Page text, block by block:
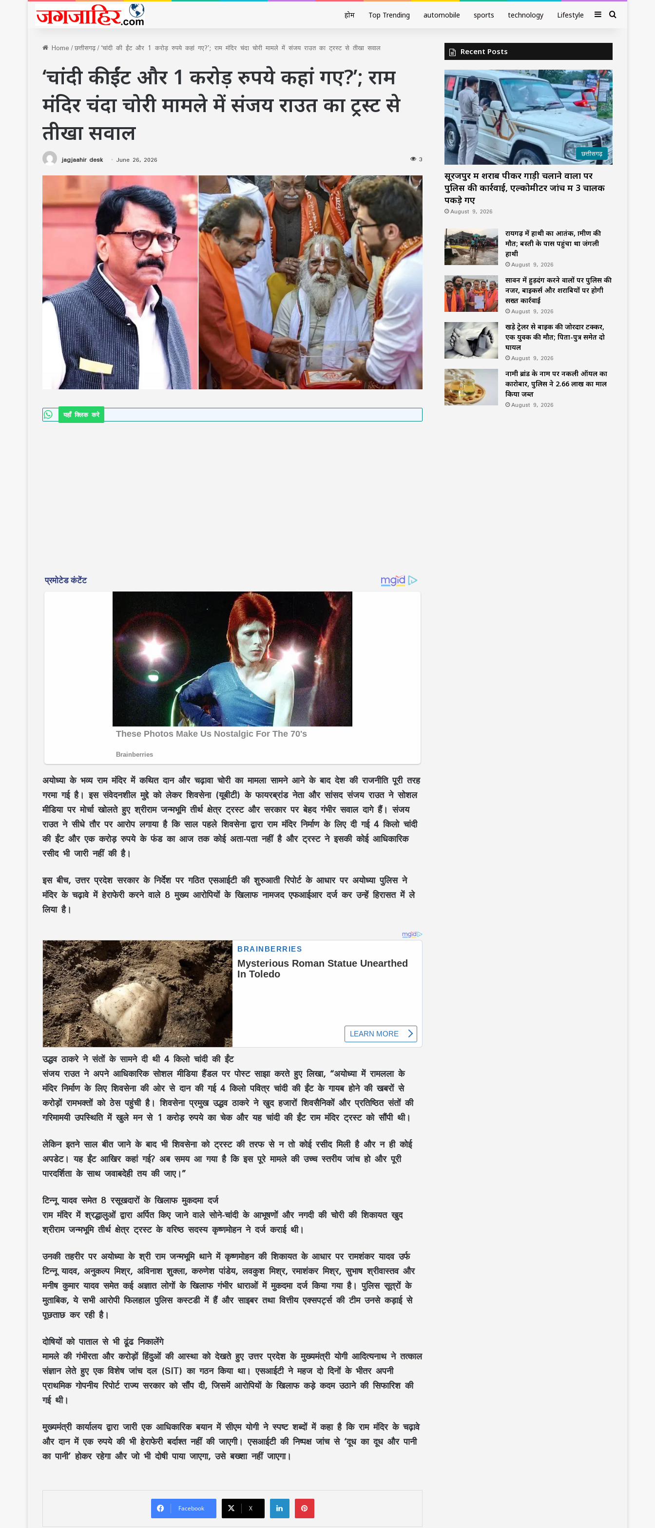
होम Top Trending automobile sports technology Lifestyle SidebarSearch
Home/छत्तीसगढ़/‘चांदी की ईंट और 1 करोड़ रुपये कहां गए?’; राम मंदिर चंदा चोरी मामले में संजय राउत का ट्रस्ट से तीखा सवाल
‘चांदी की ईंट और 1 करोड़ रुपये कहां गए?’; राम
मंदिर चंदा चोरी मामले में संजय राउत का ट्रस्ट से
तीखा सवाल
jagjaahir desk June 26, 2026 3
यहाँ क्लिक करे
अयोध्या के भव्य राम मंदिर में कथित दान और चढ़ावा चोरी का मामला सामने आने के बाद देश की राजनीति पूरी तरह
गरमा गई है। इस संवेदनशील मुद्दे को लेकर शिवसेना (यूबीटी) के फायरब्रांड नेता और सांसद संजय राउत ने सोशल
मीडिया पर मोर्चा खोलते हुए श्रीराम जन्मभूमि तीर्थ क्षेत्र ट्रस्ट और सरकार पर बेहद गंभीर सवाल दागे हैं। संजय
राउत ने सीधे तौर पर आरोप लगाया है कि साल पहले शिवसेना द्वारा राम मंदिर निर्माण के लिए दी गई 4 किलो चांदी
की ईंट और एक करोड़ रुपये के फंड का आज तक कोई अता-पता नहीं है और ट्रस्ट ने इसकी कोई आधिकारिक
रसीद भी जारी नहीं की है।
इस बीच, उत्तर प्रदेश सरकार के निर्देश पर गठित एसआईटी की शुरुआती रिपोर्ट के आधार पर अयोध्या पुलिस ने
मंदिर के चढ़ावे में हेराफेरी करने वाले 8 मुख्य आरोपियों के खिलाफ नामजद एफआईआर दर्ज कर उन्हें हिरासत में ले
लिया है।
उद्धव ठाकरे ने संतों के सामने दी थी 4 किलो चांदी की ईंट
संजय राउत ने अपने आधिकारिक सोशल मीडिया हैंडल पर पोस्ट साझा करते हुए लिखा, “अयोध्या में रामलला के
मंदिर निर्माण के लिए शिवसेना की ओर से दान की गई 4 किलो पवित्र चांदी की ईंट के गायब होने की खबरों से
करोड़ों रामभक्तों को ठेस पहुंची है। शिवसेना प्रमुख उद्धव ठाकरे ने खुद हजारों शिवसैनिकों और प्रतिष्ठित संतों की
गरिमामयी उपस्थिति में खुले मन से 1 करोड़ रुपये का चेक और यह चांदी की ईंट राम मंदिर ट्रस्ट को सौंपी थी।
लेकिन इतने साल बीत जाने के बाद भी शिवसेना को ट्रस्ट की तरफ से न तो कोई रसीद मिली है और न ही कोई
अपडेट। यह ईंट आखिर कहां गई? अब समय आ गया है कि इस पूरे मामले की उच्च स्तरीय जांच हो और पूरी
पारदर्शिता के साथ जवाबदेही तय की जाए।”
टिन्नू यादव समेत 8 रसूखदारों के खिलाफ मुकदमा दर्ज
राम मंदिर में श्रद्धालुओं द्वारा अर्पित किए जाने वाले सोने-चांदी के आभूषणों और नगदी की चोरी की शिकायत खुद
श्रीराम जन्मभूमि तीर्थ क्षेत्र ट्रस्ट के वरिष्ठ सदस्य कृष्णमोहन ने दर्ज कराई थी।
उनकी तहरीर पर अयोध्या के श्री राम जन्मभूमि थाने में कृष्णमोहन की शिकायत के आधार पर रामशंकर यादव उर्फ
टिन्नू यादव, अनुकल्प मिश्र, अविनाश शुक्ला, करुणेश पांडेय, लवकुश मिश्र, रमाशंकर मिश्र, सुभाष श्रीवास्तव और
मनीष कुमार यादव समेत कई अज्ञात लोगों के खिलाफ गंभीर धाराओं में मुकदमा दर्ज किया गया है। पुलिस सूत्रों के
मुताबिक, ये सभी आरोपी फिलहाल पुलिस कस्टडी में हैं और साइबर तथा वित्तीय एक्सपर्ट्स की टीम उनसे कड़ाई से
पूछताछ कर रही है।
दोषियों को पाताल से भी ढूंढ निकालेंगे
मामले की गंभीरता और करोड़ों हिंदुओं की आस्था को देखते हुए उत्तर प्रदेश के मुख्यमंत्री योगी आदित्यनाथ ने तत्काल
संज्ञान लेते हुए एक विशेष जांच दल (SIT) का गठन किया था। एसआईटी ने महज दो दिनों के भीतर अपनी
प्राथमिक गोपनीय रिपोर्ट राज्य सरकार को सौंप दी, जिसमें आरोपियों के खिलाफ कड़े कदम उठाने की सिफारिश की
गई थी।
मुख्यमंत्री कार्यालय द्वारा जारी एक आधिकारिक बयान में सीएम योगी ने स्पष्ट शब्दों में कहा है कि राम मंदिर के चढ़ावे
और दान में एक रुपये की भी हेराफेरी बर्दाश्त नहीं की जाएगी। एसआईटी की निष्पक्ष जांच से ‘दूध का दूध और पानी
का पानी’ होकर रहेगा और जो भी दोषी पाया जाएगा, उसे बख्शा नहीं जाएगा।
Facebook X
LinkedInPinterest
सूरजपुर में शराब पीकर गाड़ी चलाने वालों पर
रायगढ़ में हाथी का आतंक, ग्रामीण की मौत;
बस्ती के पास पहुंचा था जंगली हाथी
खड़े ट्रेलर से बाइक की जोरदार टक्कर, एक युवक
की मौत; पिता-पुत्र समेत दो घायल
Recent Posts
छत्तीसगढ़
सूरजपुर में शराब पीकर गाड़ी चलाने वालों पर
पुलिस की कार्रवाई, एल्कोमीटर जांच में 3 चालक
पकड़े गए
August 9, 2026
रायगढ़ में हाथी का आतंक, ग्रामीण की
मौत; बस्ती के पास पहुंचा था जंगली
हाथी
August 9, 2026
सावन में हुड़दंग करने वालों पर पुलिस की
नजर, बाइकर्स और शराबियों पर होगी
सख्त कार्रवाई
August 9, 2026
खड़े ट्रेलर से बाइक की जोरदार टक्कर,
एक युवक की मौत; पिता-पुत्र समेत दो
घायल
August 9, 2026
नामी ब्रांड के नाम पर नकली ऑयल का
कारोबार, पुलिस ने 2.66 लाख का माल
किया जब्त
August 9, 2026